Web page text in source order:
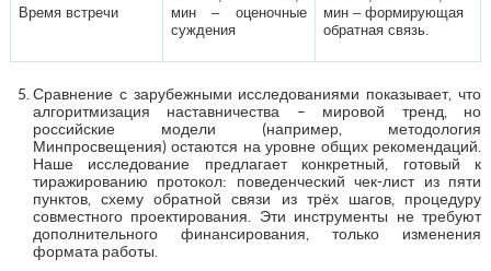
Время встречи
мин – оценочные
суждения
мин – формирующая
обратная связь.
Сравнение с зарубежными исследованиями показывает, что
алгоритмизация наставничества – мировой тренд, но
российские модели (например, методология
Минпросвещения) остаются на уровне общих рекомендаций.
Наше исследование предлагает конкретный, готовый к
тиражированию протокол: поведенческий чек-лист из пяти
пунктов, схему обратной связи из трёх шагов, процедуру
совместного проектирования. Эти инструменты не требуют
дополнительного финансирования, только изменения
формата работы.